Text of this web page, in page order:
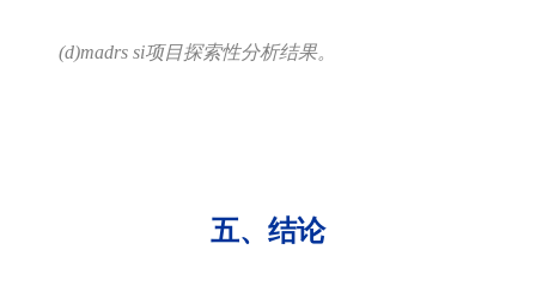
(d)madrs si项目探索性分析结果。
五、结论